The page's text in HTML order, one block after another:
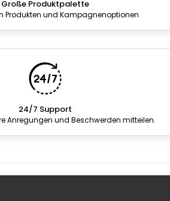
Große Produktpalette
Produkten und Kampagnenoptionen
24/7 Support
Anregungen und Beschwerden mitteilen.